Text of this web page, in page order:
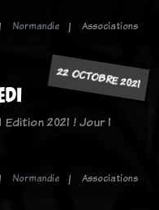
Normandie Associations
22 OCTOBRE 2021
2021 ! Jour 1
Normandie Associations